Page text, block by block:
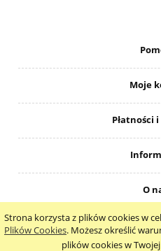
Strona korzysta z plików cookies w
Plików Cookies. Możesz określić
plików cookies w
Moje
Płatności
O
pokaż pełną